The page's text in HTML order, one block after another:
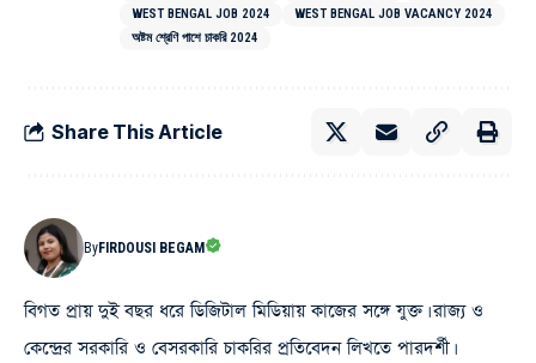
WEST BENGAL JOB 2024
WEST BENGAL JOB VACANCY 2024
অষ্টম শ্রেণি পাশে চাকরি 2024
Share This Article
ByFIRDOUSI BEGAM
বিগত প্রায় দুই বছর ধরে ডিজিটাল মিডিয়ায় কাজের সঙ্গে যুক্ত। রাজ্য ও
কেন্দ্রের সরকারি ও বেসরকারি চাকরির প্রতিবেদন লিখতে পারদর্শী।